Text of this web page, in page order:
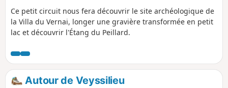
Ce petit circuit nous fera découvrir le site archéologique de
la Villa du Vernai, longer une gravière transformée en petit
lac et découvrir l'Étang du Peillard.
Autour de Veyssilieu